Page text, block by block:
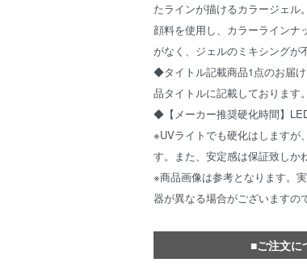
たラインが描けるカラージェル
顔料を使用し、カラーラインナ
がなく、ジェルのミキシングが
◆タイトル記載商品1点のお届
品タイトルに記載しております
◆【メーカー推奨硬化時間】
※UVライトでも硬化はしますが
す。また、安定感は保証致しか
※商品画像は参考となります。
器が異なる場合がございますの
■ご注文に